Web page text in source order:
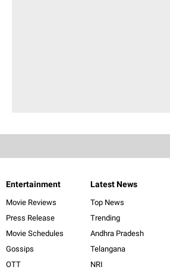
Entertainment
Movie Reviews
Press Release
Movie Schedules
Gossips
OTT
Latest News
Top News
Trending
Andhra Pradesh
Telangana
NRI